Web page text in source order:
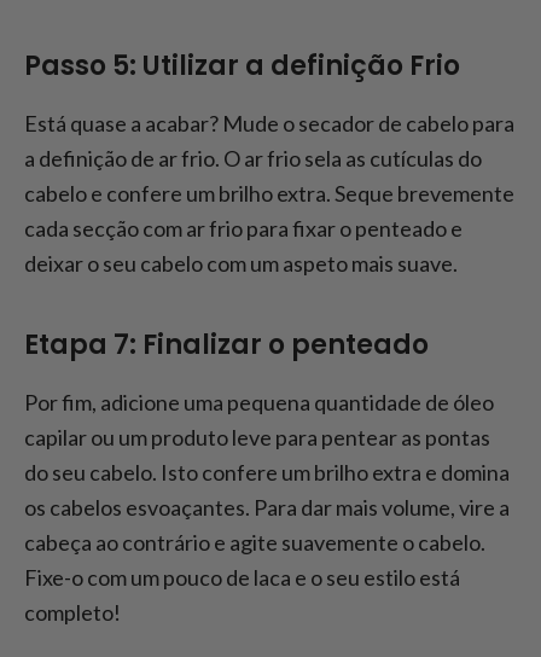
Passo 5: Utilizar a definição Frio
Está quase a acabar? Mude o secador de cabelo para
a definição de ar frio. O ar frio sela as cutículas do
cabelo e confere um brilho extra. Seque brevemente
cada secção com ar frio para fixar o penteado e
deixar o seu cabelo com um aspeto mais suave.
Etapa 7: Finalizar o penteado
Por fim, adicione uma pequena quantidade de óleo
capilar ou um produto leve para pentear as pontas
do seu cabelo. Isto confere um brilho extra e domina
os cabelos esvoaçantes. Para dar mais volume, vire a
cabeça ao contrário e agite suavemente o cabelo.
Fixe-o com um pouco de laca e o seu estilo está
completo!